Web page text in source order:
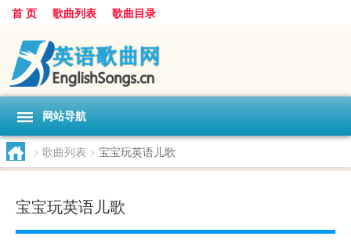
首 页 歌曲列表 歌曲目录
网站导航
> 歌曲列表 > 宝宝玩英语儿歌
宝宝玩英语儿歌